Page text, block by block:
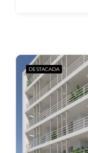
DESTACADA